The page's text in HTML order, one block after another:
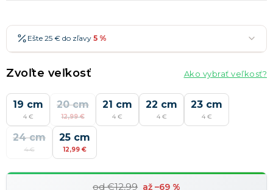
Ešte 25 € do zľavy 5 %
47 € →-10 % Najobľúbenejšia
58 € →-15 %
Zvoľte veľkosť Ako vybrať veľkosť?
19 cm
4 €
20 cm
12,99 €
21 cm
4 €
22 cm
4 €
23 cm
4 €
24 cm
4 €
25 cm
12,99 €
od €12,99 až –69 %